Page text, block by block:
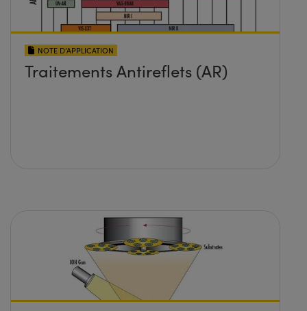
NOTE D’APPLICATION
Traitements Antireflets (AR)